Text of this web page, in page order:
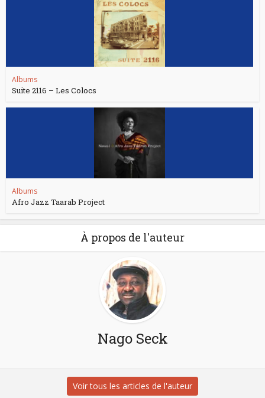
Albums
Suite 2116 – Les Colocs
Albums
Afro Jazz Taarab Project
À propos de l'auteur
Nago Seck
Voir tous les articles de l'auteur